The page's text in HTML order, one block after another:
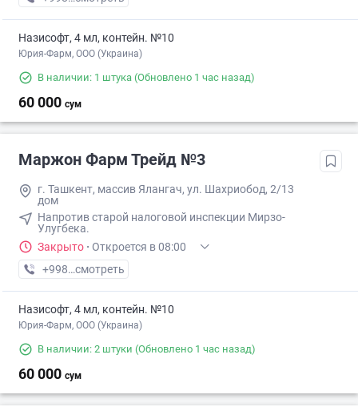
Назисофт, 4 мл, контейн. №10
Юрия-Фарм, ООО (Украина)
В наличии: 1 штука (Обновлено 1 час назад)
60 000 сум
Маржон Фарм Трейд №3
г. Ташкент, массив Ялангач, ул. Шахриобод, 2/13
дом
Напротив старой налоговой инспекции Мирзо-
Улугбека.
Закрыто · Откроется в 08:00
+998 (99) XXX-XX-XX
смотреть
Назисофт, 4 мл, контейн. №10
Юрия-Фарм, ООО (Украина)
В наличии: 2 штуки (Обновлено 1 час назад)
60 000 сум